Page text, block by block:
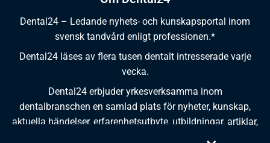
Dental24 – Ledande nyhets- och kunskapsportal inom
svensk tandvård enligt professionen.*
Dental24 läses av flera tusen dentalt intresserade varje
vecka.
Dental24 erbjuder yrkesverksamma inom
dentalbranschen en samlad plats för nyheter, kunskap,
aktuella händelser, erfarenhetsutbyte, utbildningar, artiklar,